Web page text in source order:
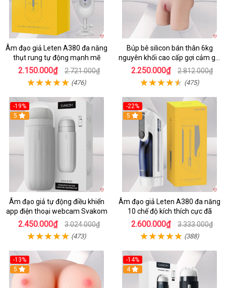
Âm đạo giả Leten A380 đa năng
thụt rung tự động mạnh mẽ
2.150.000₫ 2.721.000₫
(476)
Búp bê silicon bán thân 6kg
nguyên khối cao cấp gợi cảm giá
tốt
2.250.000₫ 2.812.000₫
(475)
-19%
5
Âm đạo giả tự động điều khiển
app điện thoại webcam Svakom
2.450.000₫ 3.024.000₫
(473)
-22%
5
Âm đạo giả Leten A380 đa năng
10 chế độ kích thích cực đã
2.600.000₫ 3.333.000₫
(388)
-13%
5
-14%
4